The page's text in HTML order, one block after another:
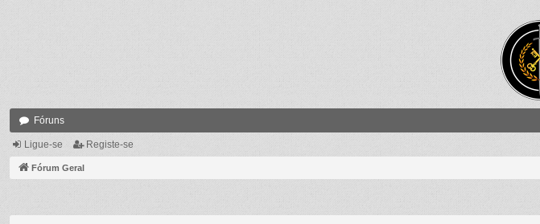
Fóruns
Ligue-se Registe-se
Fórum Geral